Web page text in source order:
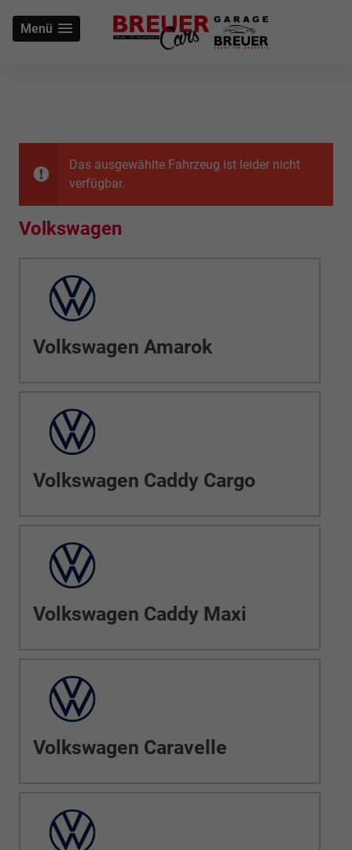
Menü
Das ausgewählte Fahrzeug ist leider nicht
verfügbar.
Volkswagen
Volkswagen Amarok
Volkswagen Caddy Cargo
Volkswagen Caddy Maxi
Volkswagen Caravelle